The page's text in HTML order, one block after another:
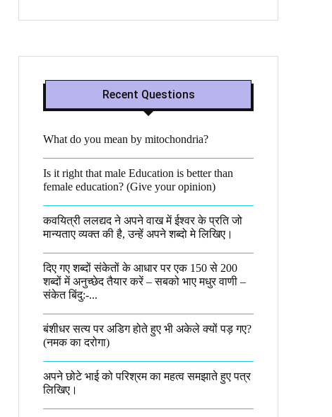
Recent Questions
What do you mean by mitochondria?​
Is it right that male Education is better than
female education? (Give your opinion)
कवयित्री ललद्यद ने अपने वाख में ईश्वर के प्रति जो
मान्यताए व्यक्त की है, उन्हें अपने शब्दो मे लिखिए।
दिए गए शब्दों संकेतों के आधार पर एक 150 से 200
शब्दों में अनुच्छेद तैयार करें – सबको भाए मधुर वाणी –
संकेत बिंदु:-...
बंशीधर सत्य पर अडिग होते हुए भी अकेले क्यों पड़ गए?
(नमक का दरोगा)
अपने छोटे भाई को परिश्रम का महत्व समझाते हुए पत्र
लिखिए।